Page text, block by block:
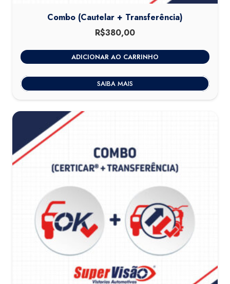
Combo (Cautelar + Transferência)
R$380,00
ADICIONAR AO CARRINHO
SAIBA MAIS